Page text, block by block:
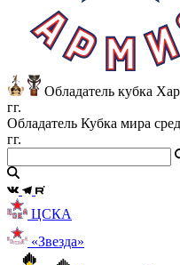
Обладатель кубка
гг.
Обладатель Кубка мира
гг.
ЦСКА
«Звезда»